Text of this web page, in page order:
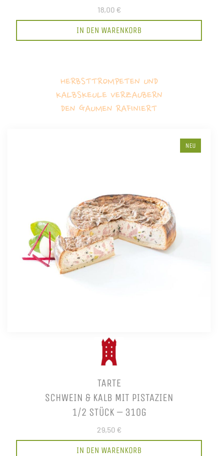
18,00 €
IN DEN WARENKORB
HERBSTTROMPETEN UND
KALBSKEULE VERZAUBERN
DEN GAUMEN RAFINIERT
NEU
TARTE
SCHWEIN & KALB MIT PISTAZIEN
1/2 STÜCK – 310G
29,50 €
IN DEN WARENKORB